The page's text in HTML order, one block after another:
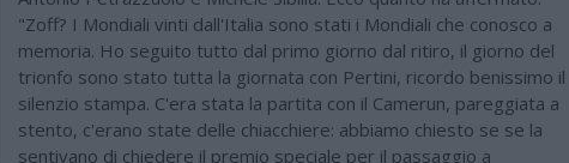
"Zoff? I Mondiali vinti dall'Italia sono stati i Mondiali che conosco a
memoria. Ho seguito tutto dal primo giorno dal ritiro, il giorno del
trionfo sono stato tutta la giornata con Pertini, ricordo benissimo il
silenzio stampa. C'era stata la partita con il Camerun, pareggiata a
stento, c'erano state delle chiacchiere: abbiamo chiesto se se la
sentivano di chiedere il premio speciale per il passaggio a